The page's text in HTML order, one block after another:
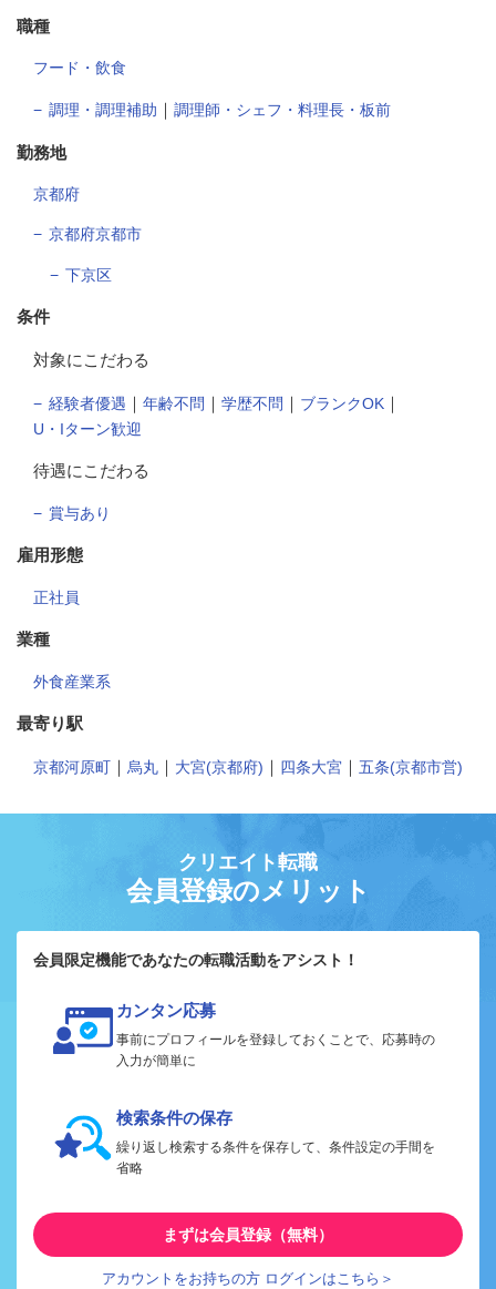
職種
フード・飲食
調理・調理補助 ｜ 調理師・シェフ・料理長・板前
勤務地
京都府
京都府京都市
下京区
条件
対象にこだわる
経験者優遇 ｜ 年齢不問 ｜ 学歴不問 ｜ ブランクOK ｜
U・Iターン歓迎
待遇にこだわる
賞与あり
雇用形態
正社員
業種
外食産業系
最寄り駅
京都河原町 ｜ 烏丸 ｜ 大宮(京都府) ｜ 四条大宮 ｜ 五条(京都市営)
クリエイト転職
会員登録のメリット
会員限定機能であなたの転職活動をアシスト！
カンタン応募
事前にプロフィールを登録しておくことで、応募時の
入力が簡単に
検索条件の保存
繰り返し検索する条件を保存して、条件設定の手間を
省略
まずは会員登録（無料）
アカウントをお持ちの方 ログインはこちら＞